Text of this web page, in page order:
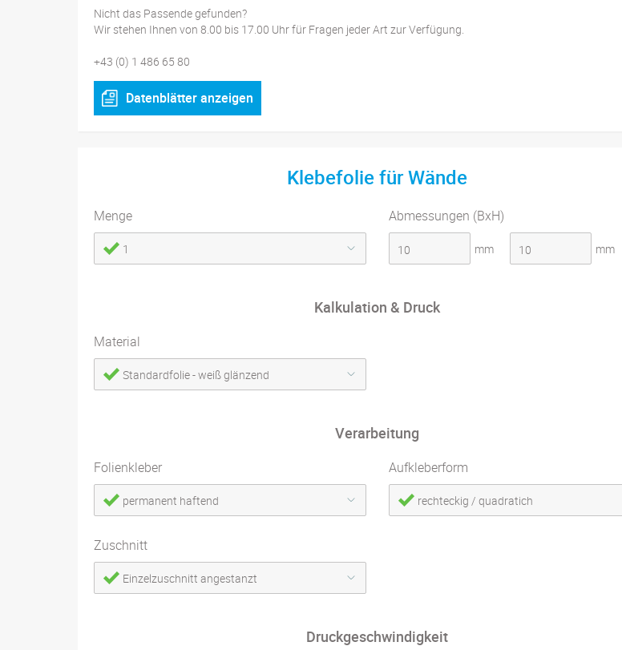
Nicht das Passende gefunden?
Wir stehen Ihnen von 8.00 bis 17.00 Uhr für Fragen jeder Art zur Verfügung.
+43 (0) 1 486 65 80
Datenblätter anzeigen
Klebefolie für Wände
Menge
1
Abmessungen (BxH)
mm mm
Kalkulation & Druck
Material
Standardfolie - weiß glänzend
Verarbeitung
Folienkleber
permanent haftend
Aufkleberform
rechteckig / quadratich
Zuschnitt
Einzelzuschnitt angestanzt
Druckgeschwindigkeit